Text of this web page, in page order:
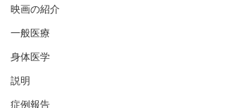
映画の紹介
一般医療
身体医学
説明
症例報告